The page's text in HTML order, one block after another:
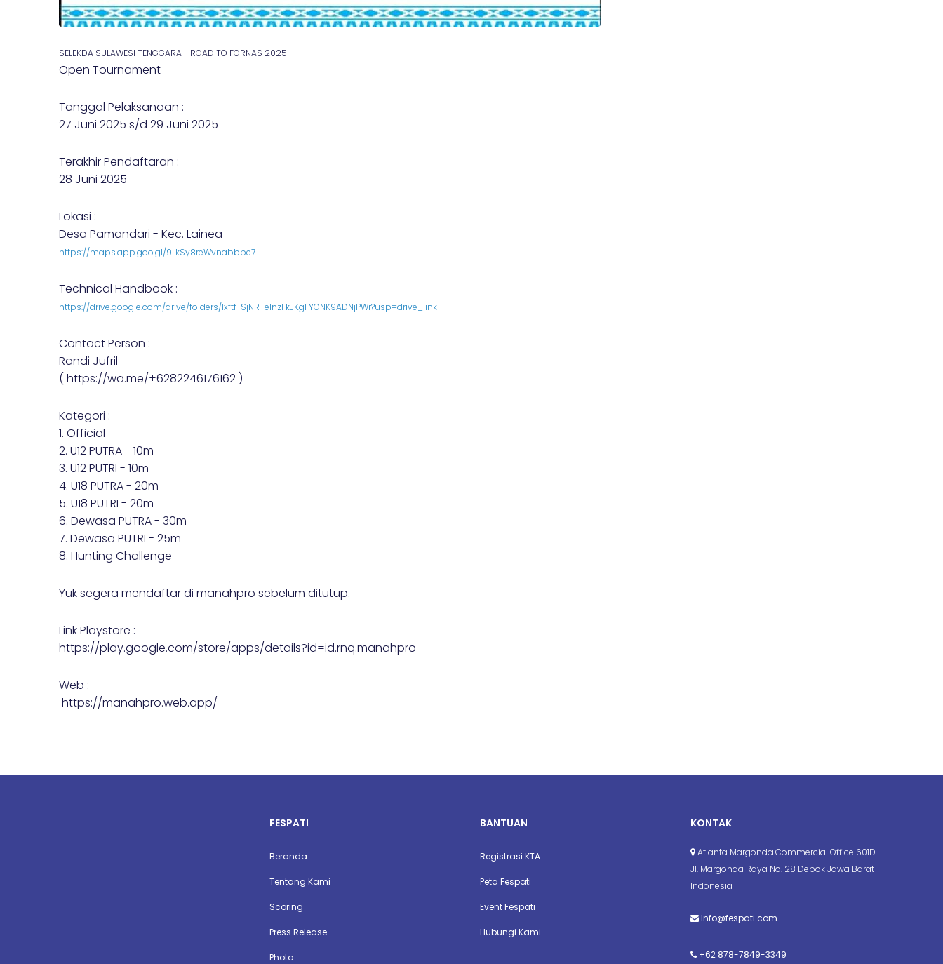
SELEKDA SULAWESI TENGGARA - ROAD TO FORNAS 2025
Open Tournament
Tanggal Pelaksanaan :
27 Juni 2025 s/d 29 Juni 2025
Terakhir Pendaftaran :
28 Juni 2025
Lokasi :
Desa Pamandari - Kec. Lainea
https://maps.app.goo.gl/9LkSy8reWvnabbbe7
Technical Handbook :
https://drive.google.com/drive/folders/1xftf-SjNRTeInzFkJKgFYONK9ADNjPWr?usp=drive_link
Contact Person :
Randi Jufril
( https://wa.me/+6282246176162 )
Kategori :
1. Official
2. U12 PUTRA - 10m
3. U12 PUTRI - 10m
4. U18 PUTRA - 20m
5. U18 PUTRI - 20m
6. Dewasa PUTRA - 30m
7. Dewasa PUTRI - 25m
8. Hunting Challenge
Yuk segera mendaftar di manahpro sebelum ditutup.
Link Playstore :
https://play.google.com/store/apps/details?id=id.rnq.manahpro
Web :
https://manahpro.web.app/
FESPATI
Beranda
Tentang Kami
Scoring
Press Release
Photo
BANTUAN
Registrasi KTA
Peta Fespati
Event Fespati
Hubungi Kami
KONTAK
Atlanta Margonda Commercial Office 601D
Jl. Margonda Raya No. 28 Depok Jawa Barat
Indonesia
Info@fespati.com
+62 878-7849-3349